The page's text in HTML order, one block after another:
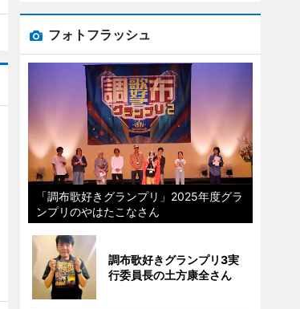
フォトフラッシュ
「調布歌好きグランプリ」2025年度グラ
ンプリのやはたこなさん
調布歌好きグランプリ3実
行委員長の土方康全さん